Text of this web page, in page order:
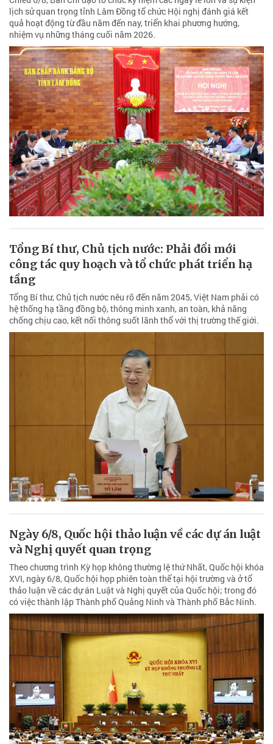
lịch sử quan trọng tỉnh Lâm Đồng tổ chức Hội nghị đánh giá kết
quả hoạt động từ đầu năm đến nay, triển khai phương hướng,
nhiệm vụ những tháng cuối năm 2026.
Tổng Bí thư, Chủ tịch nước: Phải đổi mới
công tác quy hoạch và tổ chức phát triển hạ
tầng
Tổng Bí thư, Chủ tịch nước nêu rõ đến năm 2045, Việt Nam phải có
hệ thống hạ tầng đồng bộ, thông minh xanh, an toàn, khả năng
chống chịu cao, kết nối thông suốt lãnh thổ với thị trường thế giới.
Ngày 6/8, Quốc hội thảo luận về các dự án luật
và Nghị quyết quan trọng
Theo chương trình Kỳ họp không thường lệ thứ Nhất, Quốc hội khóa
XVI, ngày 6/8, Quốc hội họp phiên toàn thể tại hội trường và ở tổ
thảo luận về các dự án Luật và Nghị quyết của Quốc hội; trong đó
có việc thành lập Thành phố Quảng Ninh và Thành phố Bắc Ninh.